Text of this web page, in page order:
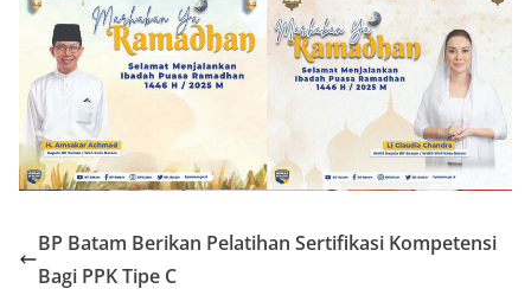
BP Batam Berikan Pelatihan Sertifikasi Kompetensi
Bagi PPK Tipe C